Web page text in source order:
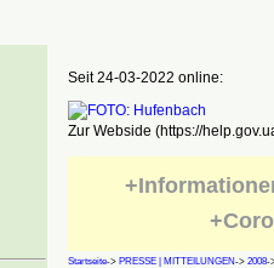
Seit 24-03-2022 online:
Zur Webside (https://
Startseite-> PRESSE | MITTEILUNGEN-> 2008-